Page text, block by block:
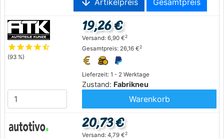
Artikelpreis Gesamtpreis
starstarstarstarstar_half
(93 %)
Lieferzeit: 1 - 2 Werktage
Zustand: Fabrikneu
19,26 €
Versand: 6,90 €2
Gesamtpreis: 26,16 €2
Warenkorb
20,73 €
Versand: 4,79 €2